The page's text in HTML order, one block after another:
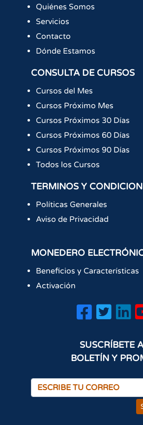
Quiénes Somos
Servicios
Contacto
Dónde Estamos
CONSULTA DE CURSOS
Cursos del Mes
Cursos Próximo Mes
Cursos Próximos 30 Días
Cursos Próximos 60 Días
Cursos Próximos 90 Días
Todos los Cursos
TERMINOS Y
Políticas Generales
Aviso de Privacidad
MONEDERO
Beneficios y Características
Activación
SUSCRÍBETE
BOLETÍN Y